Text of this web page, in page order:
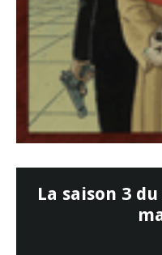
La saison 3